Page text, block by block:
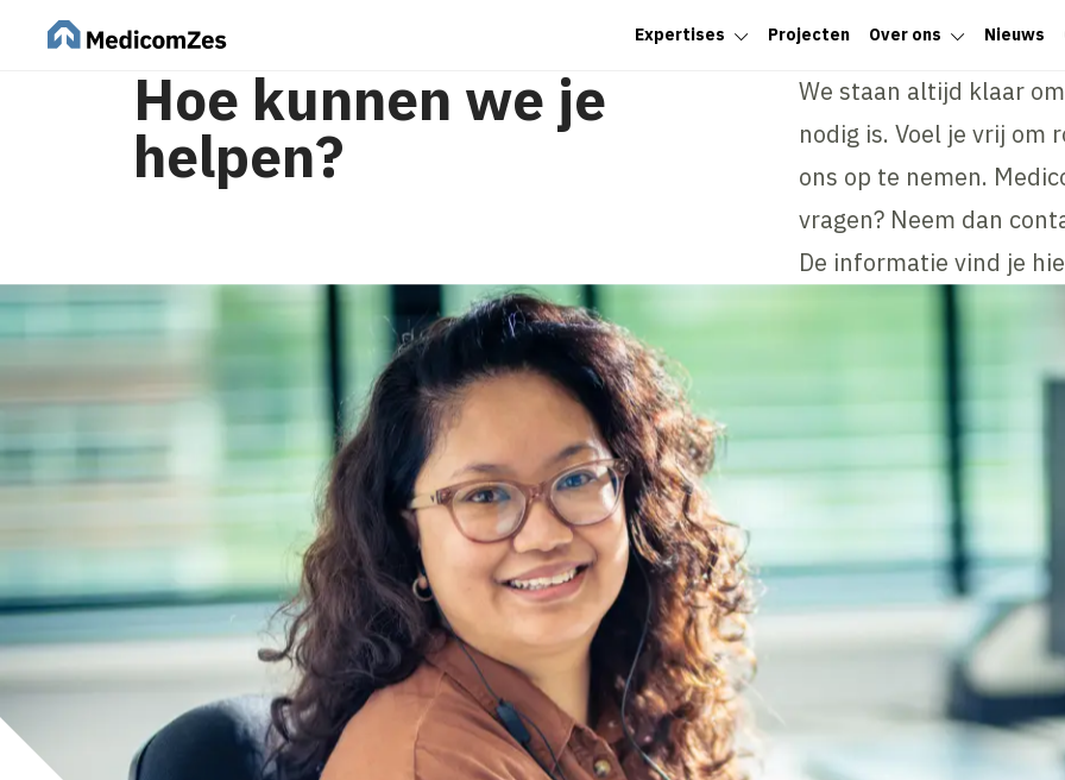
Expertises Projecten Over ons Nieuws
Hoe kunnen we je
helpen?
We staan altijd klaar
nodig is. Voel je vrij
ons op te nemen.
vragen? Neem dan
De informatie vind je